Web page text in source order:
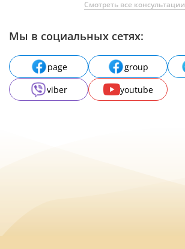
Смотреть все консультации
Мы в социальных сетях:
page group
viber
youtube